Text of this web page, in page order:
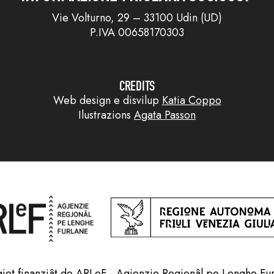
Vie Volturno, 29 – 33100 Udin (UD)
P.IVA 00658170303
CREDITS
Web design e disvilup Katia Coppo
Ilustrazions Agata Passon